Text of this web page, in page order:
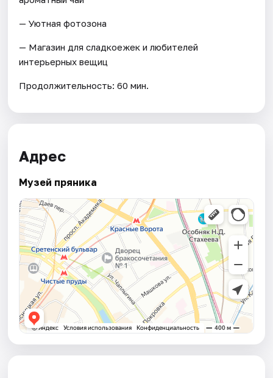
— Уютная фотозона
— Магазин для сладкоежек и любителей
интерьерных вещиц
Продолжительность: 60 мин.
Адрес
Музей пряника